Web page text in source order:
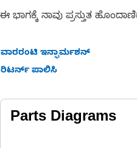
ಈ ಭಾಗಕ್ಕೆ ನಾವು ಪ್ರಸ್ತುತ
ವಾರರಂಟಿ ಇನ್ಫಾರ್ಮಶನ್
ರಿಟರ್ನ್ ಪಾಲಿಸಿ
Parts Diagrams